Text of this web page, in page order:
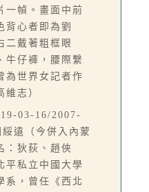
一幀。畫面中前
背心者即為劉
二戴著粗框眼
牛仔褲，腰際繫
為世界女記者作
維志）
03-16/2007-
遠（今併入內蒙
：狄荻、趙俠
平私立中國大學
系，曾任《西北